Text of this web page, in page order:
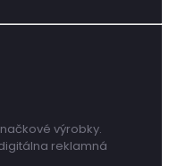
výrobky.
reklamná